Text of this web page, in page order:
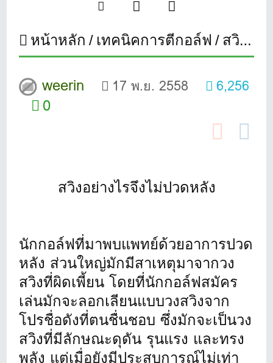
หน้าหลัก เทคนิคการตีกอล์ฟ สวิงอย่างไรจึงไม่ปวดหลัง
weerin
17 พ.ย. 2558 6,256
0
สวิงอย่างไรจึงไม่ปวดหลัง
นักกอล์ฟที่มาพบแพทย์ด้วยอาการปวด
หลัง ส่วนใหญ่มักมีสาเหตุมาจากวง
สวิงที่ผิดเพี้ยน โดยที่นักกอล์ฟสมัคร
เล่นมักจะลอกเลียนแบบวงสวิงจาก
โปรชื่อดังที่ตนชื่นชอบ ซึ่งมักจะเป็นวง
สวิงที่มีลักษณะดุดัน รุนแรง และทรง
พลัง แต่เมื่อยังมีประสบการณ์ไม่เท่า